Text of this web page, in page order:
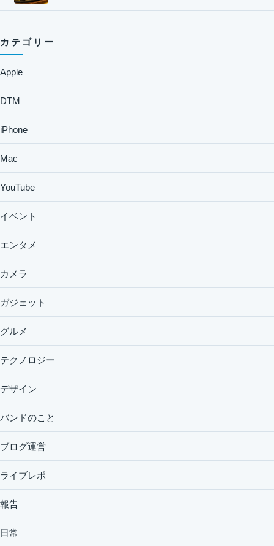
カテゴリー
Apple
DTM
iPhone
Mac
YouTube
イベント
エンタメ
カメラ
ガジェット
グルメ
テクノロジー
デザイン
バンドのこと
ブログ運営
ライブレポ
報告
日常